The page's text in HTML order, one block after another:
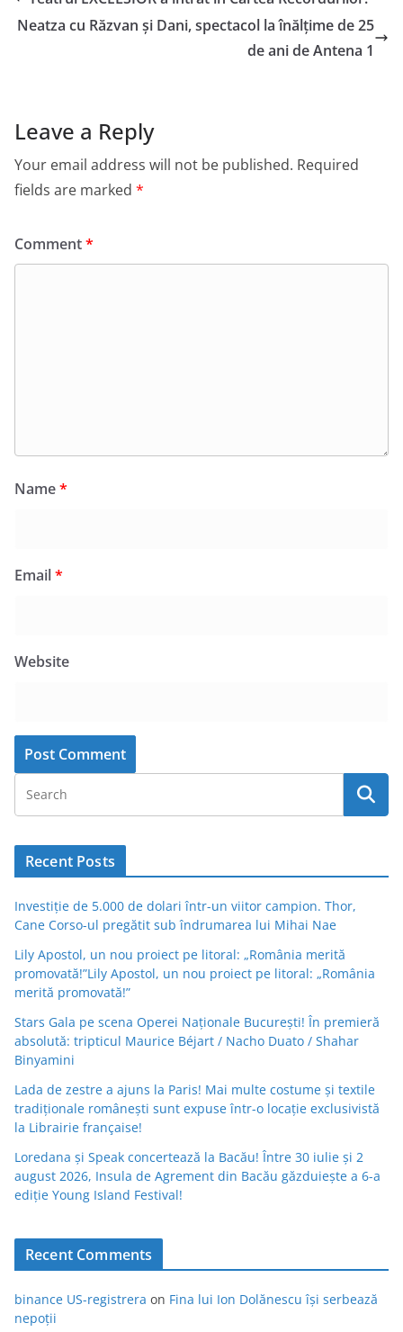
Neatza cu Răzvan și Dani, spectacol la înălțime de 25
de ani de Antena 1
Leave a Reply
Your email address will not be published. Required
fields are marked *
Comment*
Name*
Email*
Website
Recent Posts
Investiție de 5.000 de dolari într-un viitor campion. Thor,
Cane Corso-ul pregătit sub îndrumarea lui Mihai Nae
Lily Apostol, un nou proiect pe litoral: „România merită
promovată!”Lily Apostol, un nou proiect pe litoral: „România
merită promovată!”
Stars Gala pe scena Operei Naționale București! În premieră
absolută: tripticul Maurice Béjart / Nacho Duato / Shahar
Binyamini
Lada de zestre a ajuns la Paris! Mai multe costume și textile
tradiționale românești sunt expuse într-o locație exclusivistă
la Librairie française!
Loredana și Speak concertează la Bacău! Între 30 iulie și 2
august 2026, Insula de Agrement din Bacău găzduiește a 6-a
ediție Young Island Festival!
Recent Comments
binance US-registrera on Fina lui Ion Dolănescu își serbează
nepoții